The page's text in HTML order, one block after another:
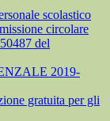
scolastico
circolare
del
2019-
gratuita per gli